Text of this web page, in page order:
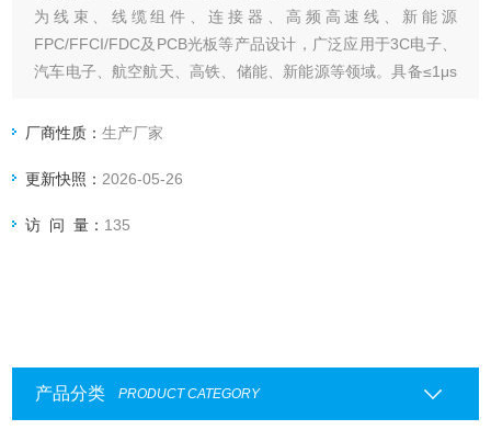
为线束、线缆组件、连接器、高频高速线、新能源
FPC/FFCI/FDC及PCB光板等产品设计，广泛应用于3C电子、
汽车电子、航空航天、高铁、储能、新能源等领域。具备≤1μs
现找点、四线点测电阻等功能，同时提供扫码测试、标签打
用。
厂商性质：生产厂家
更新快照： 2026-05-26
访 问 量： 135
产品分类 PRODUCT CATEGORY